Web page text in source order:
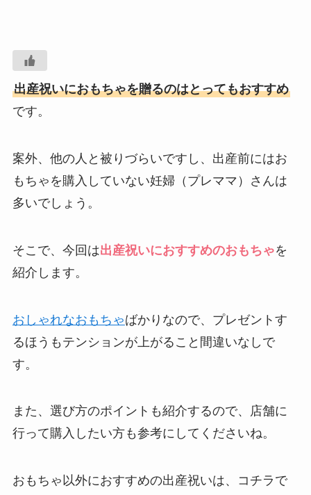
出産祝いにおもちゃを贈るのはとってもおすすめ
です。
案外、他の人と被りづらいですし、出産前にはお
もちゃを購入していない妊婦（プレママ）さんは
多いでしょう。
そこで、今回は出産祝いにおすすめのおもちゃを
紹介します。
おしゃれなおもちゃばかりなので、プレゼントす
るほうもテンションが上がること間違いなしで
す。
また、選び方のポイントも紹介するので、店舗に
行って購入したい方も参考にしてくださいね。
おもちゃ以外におすすめの出産祝いは、コチラで